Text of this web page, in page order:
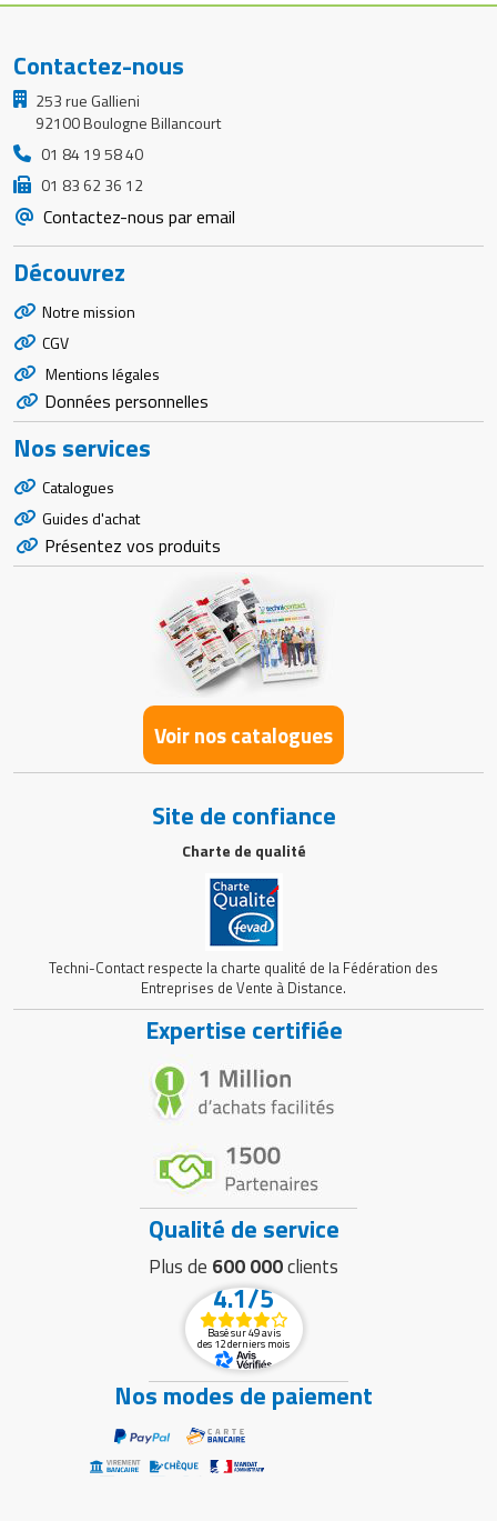
Contactez-nous
253 rue Gallieni
92100 Boulogne Billancourt
01 84 19 58 40
01 83 62 36 12
Contactez-nous par email
Découvrez
Notre mission
CGV
Mentions légales
Données personnelles
Nos services
Catalogues
Guides d'achat
Présentez vos produits
Voir nos catalogues
Site de confiance
Charte de qualité
Techni-Contact respecte la charte qualité de la Fédération des
Entreprises de Vente à Distance.
Expertise certifiée
Qualité de service
Plus de 600 000clients
4.1/5
Basé sur 49 avis
des 12 derniers mois
Nos modes de paiement